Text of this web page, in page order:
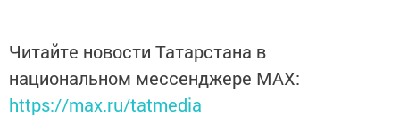
Читайте новости Татарстана в
национальном мессенджере MАХ:
https://max.ru/tatmedia